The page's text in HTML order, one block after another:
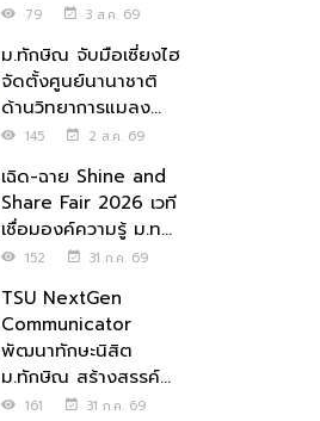
79 3 ส.ค. 69
ม.ทักษิณ จับมือเซี่ยงไฮ
จัดตั้งศูนย์นานาชาติ
ด้านวิทยาการแมลง...
145 2 ส.ค. 69
เฉิด-ฉาย Shine and
Share Fair 2026 เวที
เชื่อมองค์ความรู้ ม.ท...
152 31 ก.ค. 69
TSU NextGen
Communicator
พัฒนาทักษะนิสิต
ม.ทักษิณ สร้างสรรค์...
161 31 ก.ค. 69